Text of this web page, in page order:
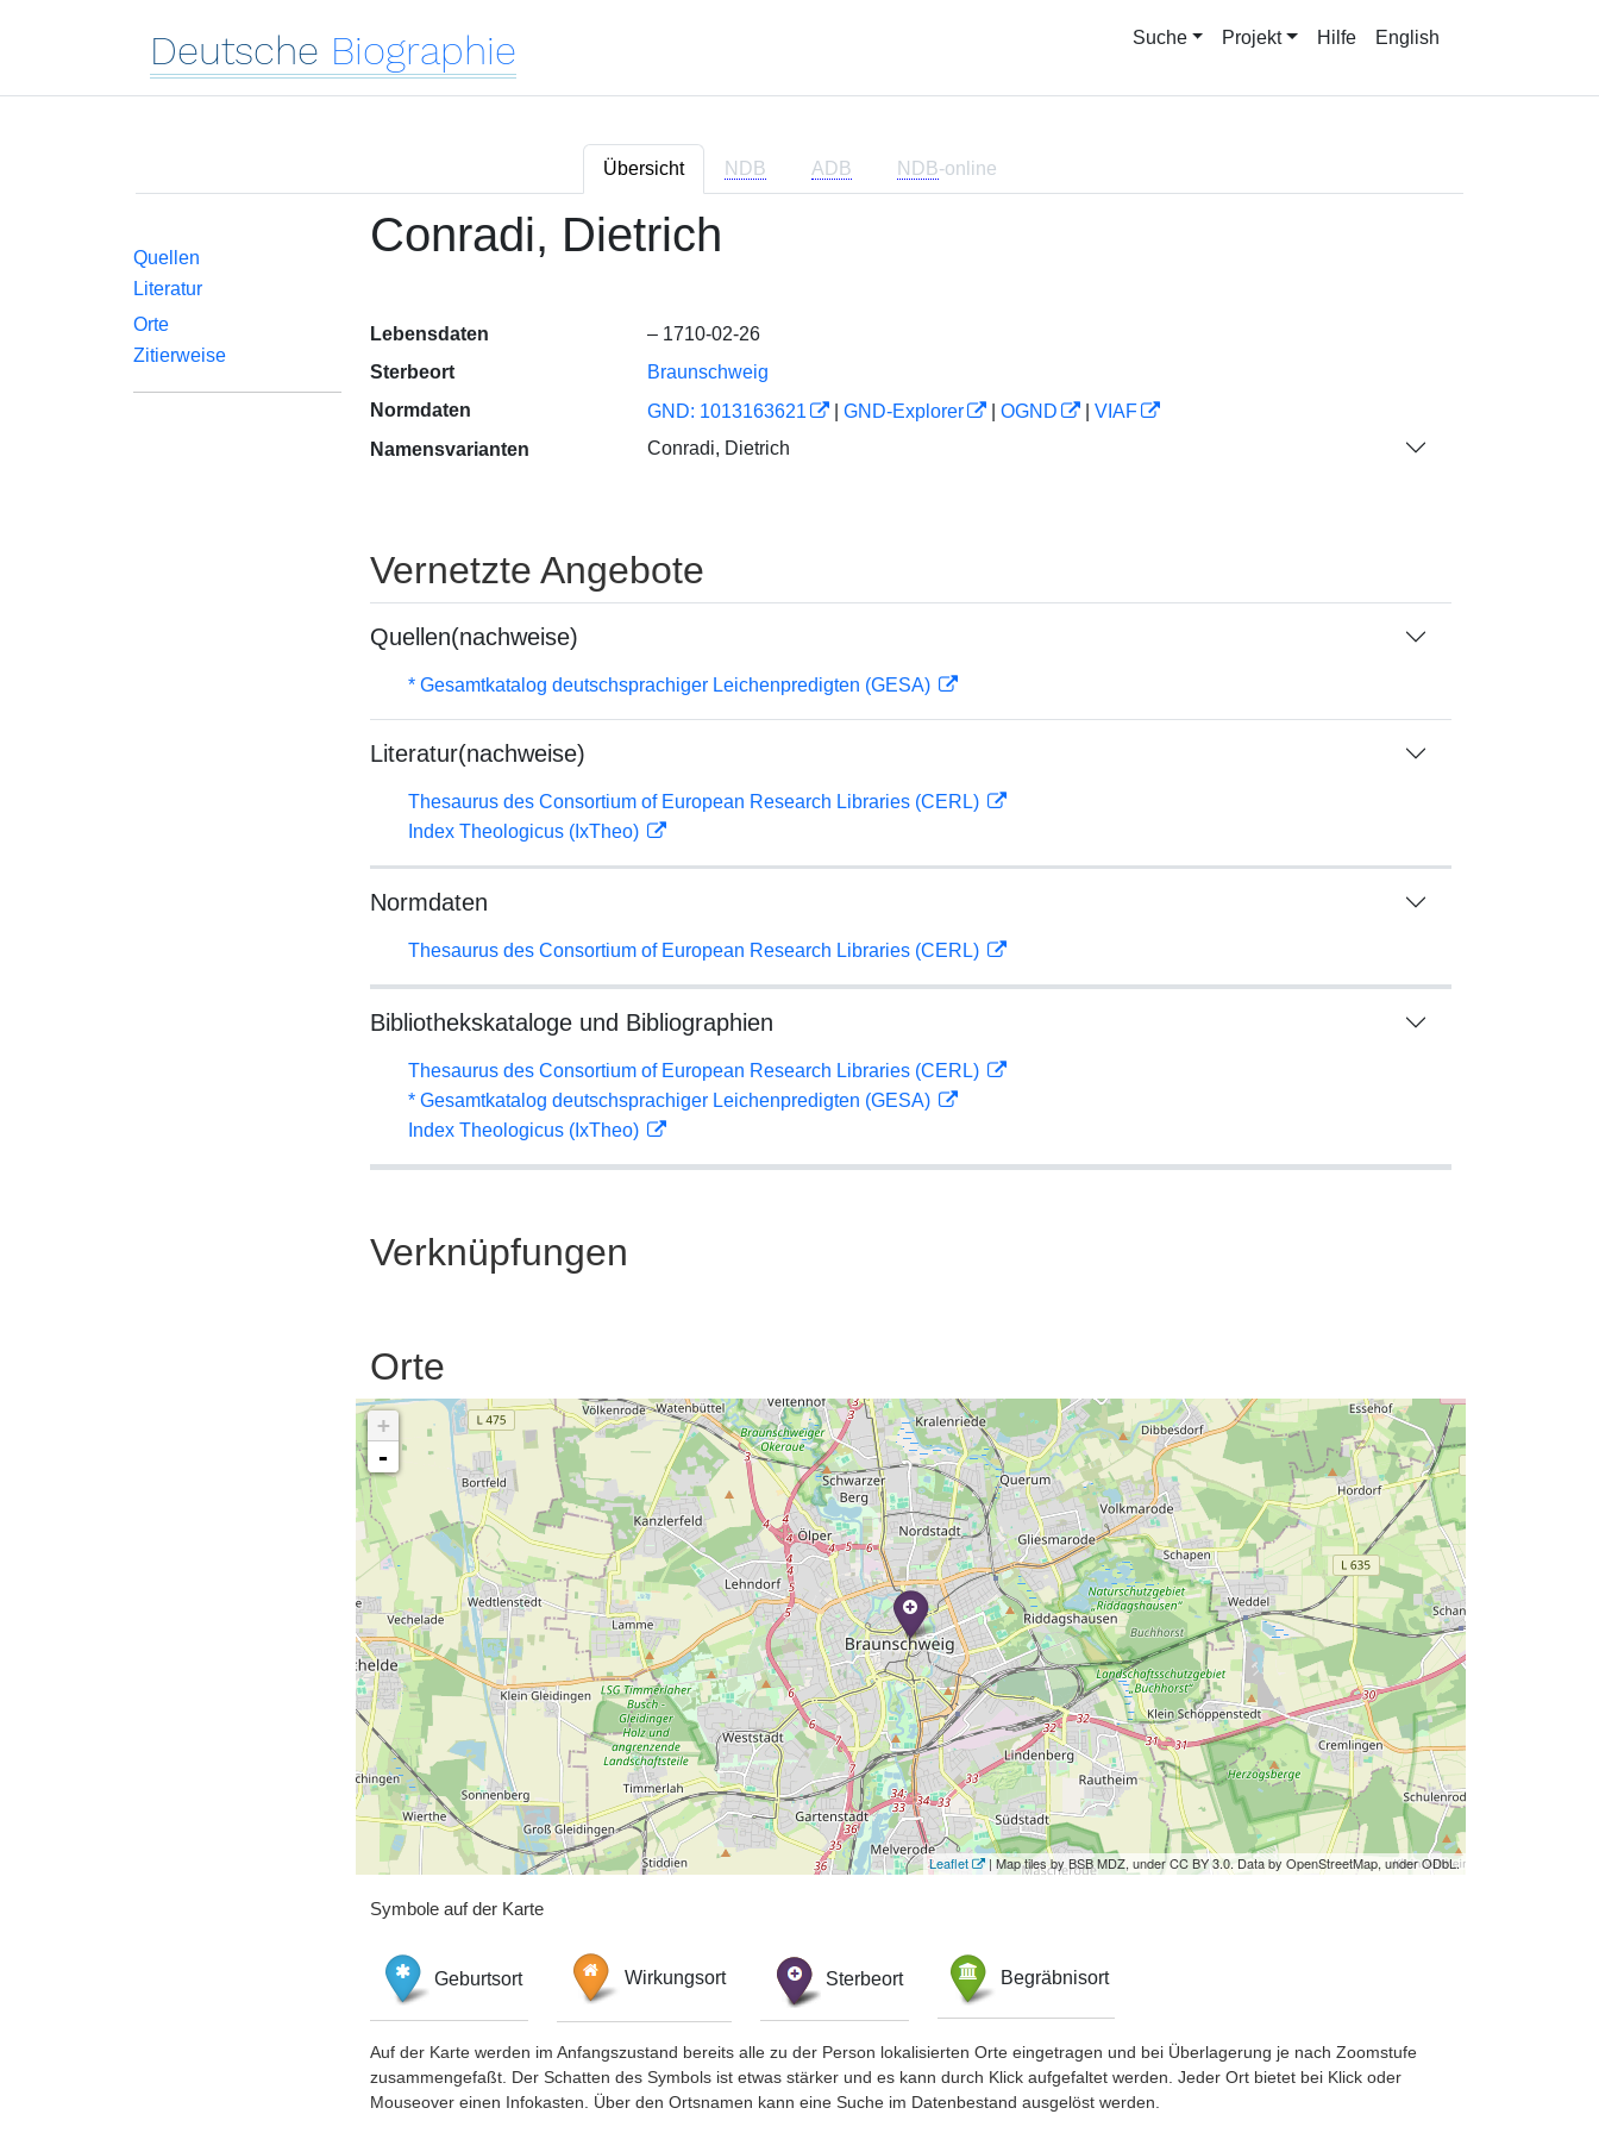
Deutsche Biographie Suche Projekt Hilfe English
Übersicht NDB ADB NDB-online
Quellen
Literatur
Orte
Zitierweise
Conradi, Dietrich
Lebensdaten
– 1710-02-26
Sterbeort
Braunschweig
Normdaten
GND: 1013163621 GND-Explorer OGND
VIAF
Namensvarianten
Conradi, Dietrich
Vernetzte Angebote
Quellen(nachweise)
* Gesamtkatalog deutschsprachiger Leichenpredigten (GESA)
Literatur(nachweise)
Thesaurus des Consortium of European Research Libraries (CERL)
Index Theologicus (IxTheo)
Normdaten
Thesaurus des Consortium of European Research Libraries (CERL)
Bibliothekskataloge und Bibliographien
Thesaurus des Consortium of European Research Libraries (CERL)
* Gesamtkatalog deutschsprachiger Leichenpredigten (GESA)
Index Theologicus (IxTheo)
Verknüpfungen
Orte
+
-
Leaflet | Map tiles by BSB MDZ, under CC BY 3.0. Data by OpenStreetMap, under ODbL.
Symbole auf der Karte
Geburtsort Wirkungsort Sterbeort Begräbnisort
Auf der Karte werden im Anfangszustand bereits alle zu der Person lokalisierten Orte eingetragen und bei Überlagerung je nach Zoomstufe
zusammengefaßt. Der Schatten des Symbols ist etwas stärker und es kann durch Klick aufgefaltet werden. Jeder Ort bietet bei Klick oder
Mouseover einen Infokasten. Über den Ortsnamen kann eine Suche im Datenbestand ausgelöst werden.